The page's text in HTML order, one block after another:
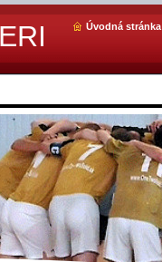
Úvodná stránka